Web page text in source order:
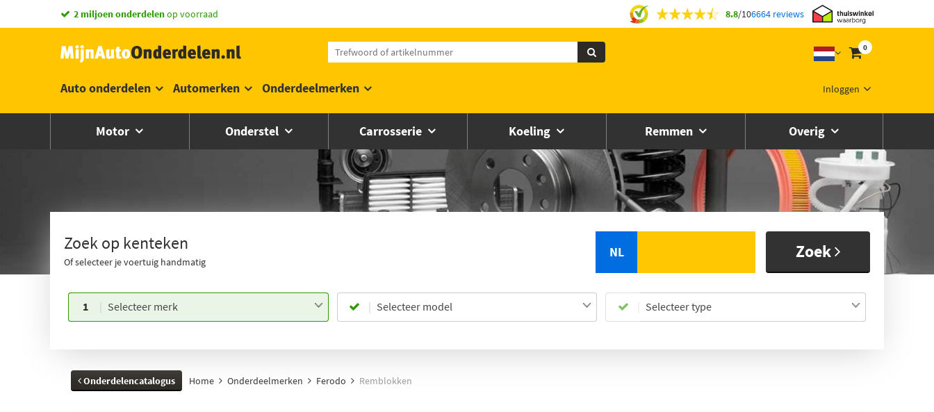
vandaag besteld,morgen in huis * 8.8/106664 reviews
0
Inloggen
Auto onderdelen Automerken Onderdeelmerken
Motor Onderstel Carrosserie Koeling Remmen Overig
Zoek op kenteken
Of selecteer je voertuig handmatig
NL Zoek
1 Selecteer merk Selecteer model Selecteer type
Onderdelencatalogus Home Onderdeelmerken Ferodo Remblokken